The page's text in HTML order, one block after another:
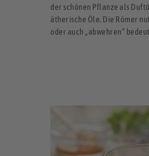
der schönen Pflanze als
ätherische Öle. Die Römer
oder auch „abwehren“